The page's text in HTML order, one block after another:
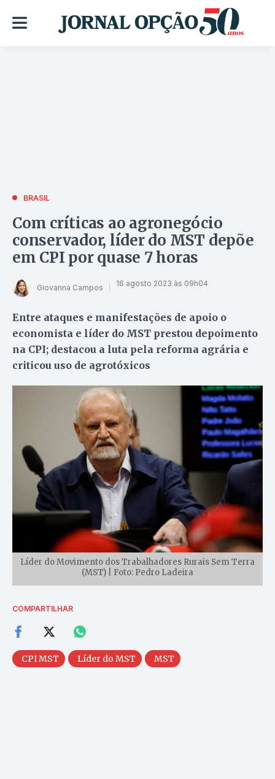
BRASIL
Com críticas ao agronegócio
conservador, líder do MST depõe
em CPI por quase 7 horas
Giovanna Campos 16 agosto 2023 às 09h04
Entre ataques e manifestações de apoio o
economista e líder do MST prestou depoimento
na CPI; destacou a luta pela reforma agrária e
criticou uso de agrotóxicos
Líder do Movimento dos Trabalhadores Rurais Sem Terra
(MST) | Foto: Pedro Ladeira
COMPARTILHAR
CPI MST Líder do MST MST